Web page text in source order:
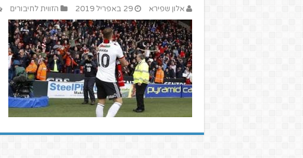
אלון שפירא 29 באפריל 2019 הזווית לחיבורים